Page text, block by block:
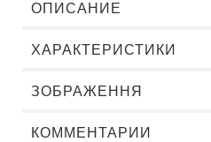
ОПИСАНИЕ
ХАРАКТЕРИСТИКИ
ЗОБРАЖЕННЯ
КОММЕНТАРИИ